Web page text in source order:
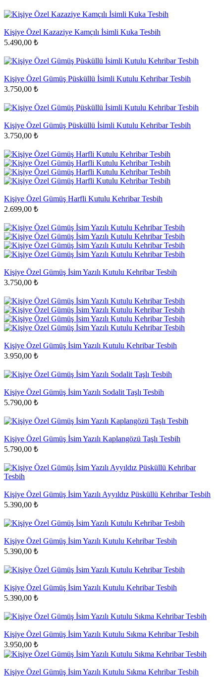
Kişiye Özel Kazaziye Kamçılı İsimli Kuka Tesbih
5.490,00 ₺
Kişiye Özel Gümüş Püsküllü İsimli Kutulu Kehribar Tesbih
3.750,00 ₺
Kişiye Özel Gümüş Püsküllü İsimli Kutulu Kehribar Tesbih
3.750,00 ₺
Kişiye Özel Gümüş Harfli Kutulu Kehribar Tesbih
2.699,00 ₺
Kişiye Özel Gümüş İsim Yazılı Kutulu Kehribar Tesbih
3.750,00 ₺
Kişiye Özel Gümüş İsim Yazılı Kutulu Kehribar Tesbih
3.950,00 ₺
Kişiye Özel Gümüş İsim Yazılı Sodalit Taşlı Tesbih
5.790,00 ₺
Kişiye Özel Gümüş İsim Yazılı Kaplangözü Taşlı Tesbih
5.790,00 ₺
Kişiye Özel Gümüş İsim Yazılı Ayyıldız Püsküllü Kehribar Tesbih
5.390,00 ₺
Kişiye Özel Gümüş İsim Yazılı Kutulu Kehribar Tesbih
5.390,00 ₺
Kişiye Özel Gümüş İsim Yazılı Kutulu Kehribar Tesbih
5.390,00 ₺
Kişiye Özel Gümüş İsim Yazılı Kutulu Sıkma Kehribar Tesbih
3.950,00 ₺
Kişiye Özel Gümüş İsim Yazılı Kutulu Sıkma Kehribar Tesbih